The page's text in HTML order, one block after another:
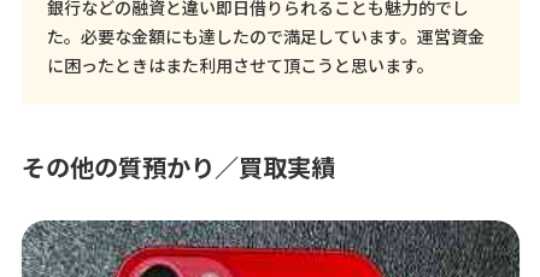
銀行などの融資と違い即日借りられることも魅力的でし
た。必要な金額にも達したので満足しています。運営資金
に困ったときはまた利用させて頂こうと思います。
その他の質預かり／買取実績